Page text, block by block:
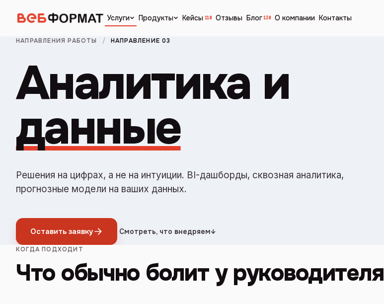
Услуги Продукты Кейсы 118 Отзывы Блог 138 О компании Контакты
НАПРАВЛЕНИЯ РАБОТЫ / НАПРАВЛЕНИЕ 03
Аналитика и
данные
Решения на цифрах, а не на интуиции. BI-дашборды, сквозная аналитика,
прогнозные модели на ваших данных.
Оставить заявку Смотреть, что внедряем↓
КОГДА ПОДХОДИТ
Что обычно болит у руководителя